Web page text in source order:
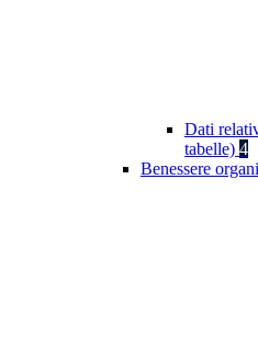
Dati
tabelle) 4
Benessere